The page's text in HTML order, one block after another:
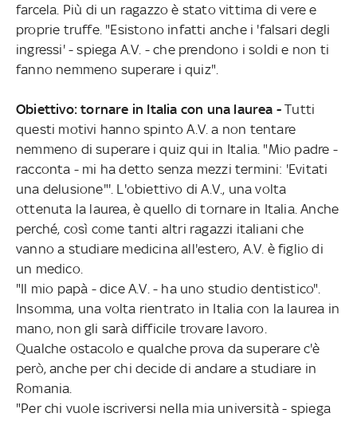
farcela. Più di un ragazzo è stato vittima di vere e
proprie truffe. "Esistono infatti anche i 'falsari degli
ingressi' - spiega A.V. - che prendono i soldi e non ti
fanno nemmeno superare i quiz".
Obiettivo: tornare in Italia con una laurea -Tutti
questi motivi hanno spinto A.V. a non tentare
nemmeno di superare i quiz qui in Italia. "Mio padre -
racconta - mi ha detto senza mezzi termini: 'Evitati
una delusione"'. L'obiettivo di A.V., una volta
ottenuta la laurea, è quello di tornare in Italia. Anche
perché, così come tanti altri ragazzi italiani che
vanno a studiare medicina all'estero, A.V. è figlio di
un medico.
"Il mio papà - dice A.V. - ha uno studio dentistico".
Insomma, una volta rientrato in Italia con la laurea in
mano, non gli sarà difficile trovare lavoro.
Qualche ostacolo e qualche prova da superare c'è
però, anche per chi decide di andare a studiare in
Romania.
"Per chi vuole iscriversi nella mia università - spiega